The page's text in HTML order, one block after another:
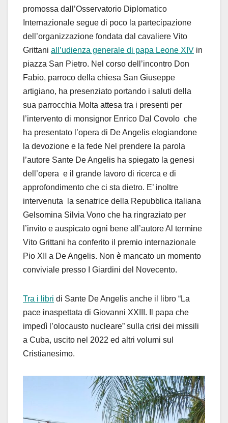
promossa dall’Osservatorio Diplomatico
Internazionale segue di poco la partecipazione
dell’organizzazione fondata dal cavaliere Vito
Grittani all’udienza generale di papa Leone XIV in
piazza San Pietro. Nel corso dell’incontro Don
Fabio, parroco della chiesa San Giuseppe
artigiano, ha presenziato portando i saluti della
sua parrocchia Molta attesa tra i presenti per
l’intervento di monsignor Enrico Dal Covolo che
ha presentato l’opera di De Angelis elogiandone
la devozione e la fede Nel prendere la parola
l’autore Sante De Angelis ha spiegato la genesi
dell’opera e il grande lavoro di ricerca e di
approfondimento che ci sta dietro. E’ inoltre
intervenuta la senatrice della Repubblica italiana
Gelsomina Silvia Vono che ha ringraziato per
l’invito e auspicato ogni bene all’autore Al termine
Vito Grittani ha conferito il premio internazionale
Pio XII a De Angelis. Non è mancato un momento
conviviale presso I Giardini del Novecento.
Tra i libri di Sante De Angelis anche il libro “La
pace inaspettata di Giovanni XXIII. Il papa che
impedì l’olocausto nucleare” sulla crisi dei missili
a Cuba, uscito nel 2022 ed altri volumi sul
Cristianesimo.